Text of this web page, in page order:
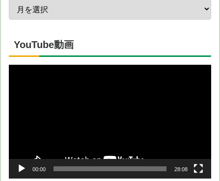
YouTube動画
00:00 28:08